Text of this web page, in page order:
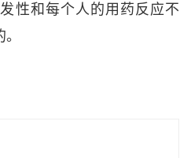
性和每个人的用药反应不